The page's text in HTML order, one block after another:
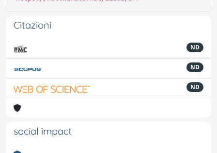
Citazioni
ND
ND
ND
social impact